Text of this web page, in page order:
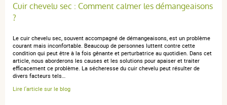
Cuir chevelu sec : Comment calmer les démangeaisons
?
Le cuir chevelu sec, souvent accompagné de démangeaisons, est un problème
courant mais inconfortable. Beaucoup de personnes luttent contre cette
condition qui peut être à la fois gênante et perturbatrice au quotidien. Dans cet
article, nous aborderons les causes et les solutions pour apaiser et traiter
efficacement ce problème. La sécheresse du cuir chevelu peut résulter de
divers facteurs tels…
Lire l'article sur le blog